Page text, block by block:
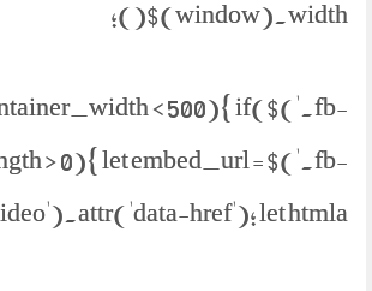
$(window).width();
< 500){ if($('.fb-
> 0){ let embed_url = $('.fb-
href'); let htmla="